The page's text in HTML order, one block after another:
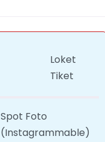
Loket
Tiket
Spot Foto
(Instagrammable)